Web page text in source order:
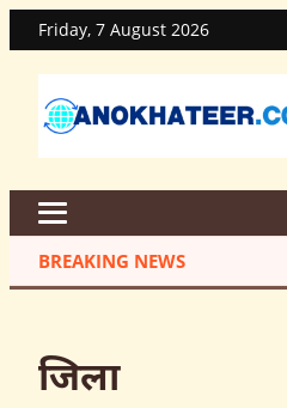
Friday, 7 August 2026
BREAKING NEWS
जिला